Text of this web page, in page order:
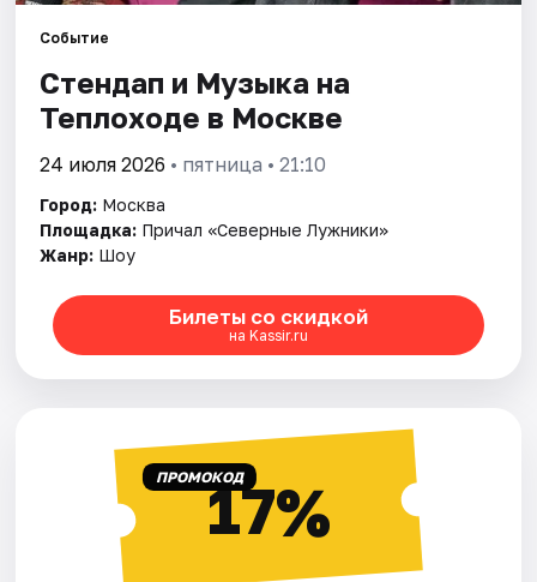
Событие
Стендап и Музыка на
Теплоходе в Москве
24 июля 2026 • пятница • 21:10
Город: Москва
Площадка: Причал «Северные Лужники»
Жанр: Шоу
Билеты со скидкой
на Kassir.ru
ПРОМОКОД17%